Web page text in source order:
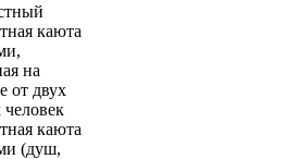
каюта
на
от двух
человек
каюта
(душ,